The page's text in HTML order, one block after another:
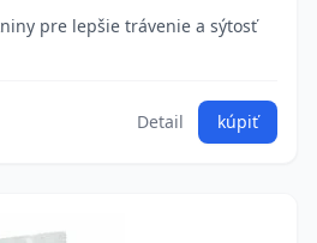
pre lepšie trávenie a sýtosť
Detail kúpiť